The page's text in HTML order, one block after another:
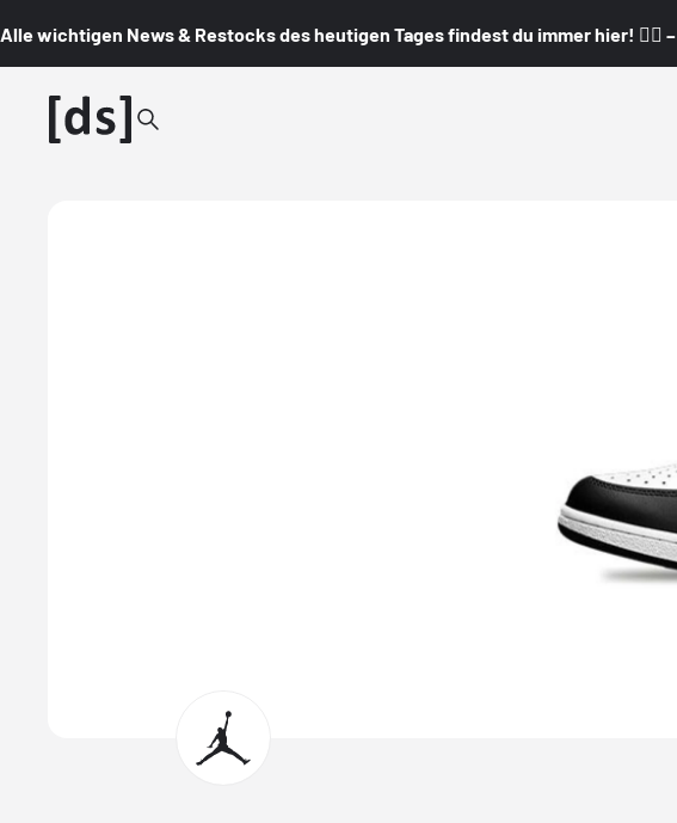
Alle wichtigen News & Restocks des heutigen Tages findest du immer hier! 👇🏼 –